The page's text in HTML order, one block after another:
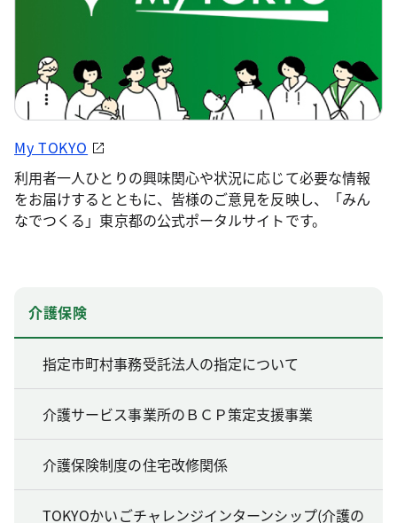
My TOKYO
利用者一人ひとりの興味関心や状況に応じて必要な情報
をお届けするとともに、皆様のご意見を反映し、「みん
なでつくる」東京都の公式ポータルサイトです。
介護保険
指定市町村事務受託法人の指定について
介護サービス事業所のＢＣＰ策定支援事業
介護保険制度の住宅改修関係
TOKYOかいごチャレンジインターンシップ(介護の